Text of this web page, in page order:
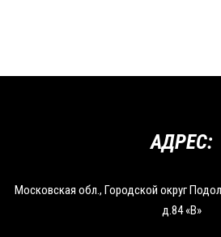
АДРЕС:
Московская обл., Городской округ
д.84 «В»